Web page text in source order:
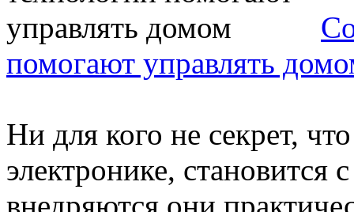
помогают управлять
Ни для кого не секрет,
электронике,
внедряются они